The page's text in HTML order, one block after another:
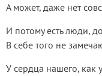
А может, даже нет
И потому есть люди,
В себе того не
У сердца нашего, как